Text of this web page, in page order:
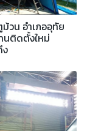
วน อำเภออุทัย
นติดตั้งใหม่